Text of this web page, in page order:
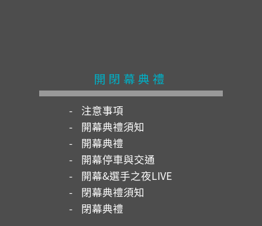
開閉幕典禮
注意事項
開幕典禮須知
開幕典禮
開幕停車與交通
開幕&選手之夜LIVE
閉幕典禮須知
閉幕典禮